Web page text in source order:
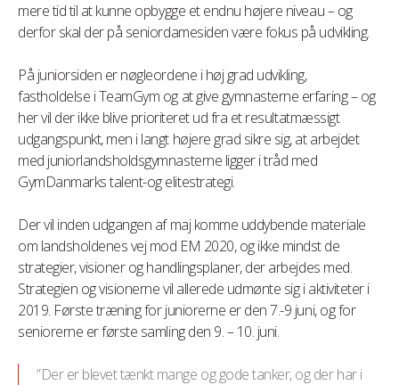
mere tid til at kunne opbygge et endnu højere niveau – og
derfor skal der på seniordamesiden være fokus på udvikling.
På juniorsiden er nøgleordene i høj grad udvikling,
fastholdelse i TeamGym og at give gymnasterne erfaring – og
her vil der ikke blive prioriteret ud fra et resultatmæssigt
udgangspunkt, men i langt højere grad sikre sig, at arbejdet
med juniorlandsholdsgymnasterne ligger i tråd med
GymDanmarks talent-og elitestrategi.
Der vil inden udgangen af maj komme uddybende materiale
om landsholdenes vej mod EM 2020, og ikke mindst de
strategier, visioner og handlingsplaner, der arbejdes med.
Strategien og visionerne vil allerede udmønte sig i aktiviteter i
2019. Første træning for juniorerne er den 7.-9 juni, og for
seniorerne er første samling den 9. – 10. juni.
”Der er blevet tænkt mange og gode tanker, og der har i